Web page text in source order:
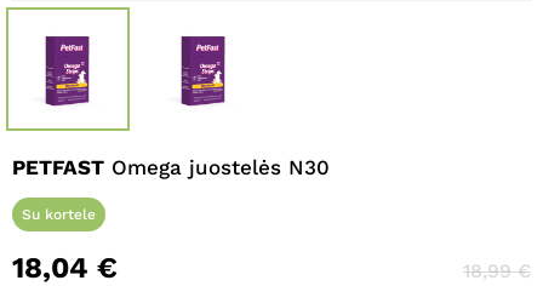
PETFAST Omega juostelės N30
Su kortele
18,04 € 18,99€